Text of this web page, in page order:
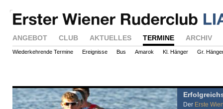
ANGEBOT CLUB AKTUELLES TERMINE ARCHIV
Wiederkehrende Termine Ereignisse Bus Amarok Kl. Hänger Gr.
Der Erste